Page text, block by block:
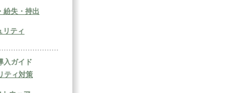
紛失・持出
リティ
入ガイド
ティ対策